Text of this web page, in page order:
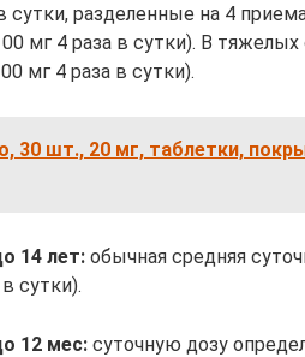
сутки, разделенные на 4
мг 4 раза в сутки). В тяжелых
мг 4 раза в сутки).
30 шт., 20 мг, таблетки,
14 лет: обычная средняя
сутки).
12 мес: суточную дозу